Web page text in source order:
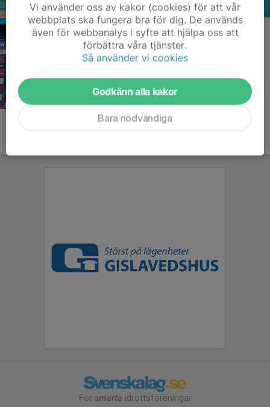
För smarta idrottsföreningar
Vi använder oss av kakor (cookies) för att vår
webbplats ska fungera bra för dig. De används
även för webbanalys i syfte att hjälpa oss att
förbättra våra tjänster.
Så använder vi cookies
Godkänn alla kakor
Bara nödvändiga